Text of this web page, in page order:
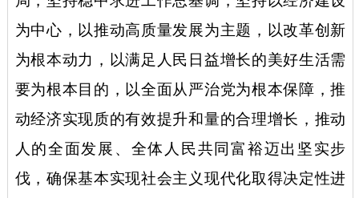
为中心，以推动高质量发展为主题，以改革创新
为根本动力，以满足人民日益增长的美好生活需
要为根本目的，以全面从严治党为根本保障，推
动经济实现质的有效提升和量的合理增长，推动
人的全面发展、全体人民共同富裕迈出坚实步
伐，确保基本实现社会主义现代化取得决定性进